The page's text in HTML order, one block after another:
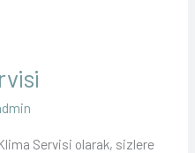
Servisi olarak, sizlere